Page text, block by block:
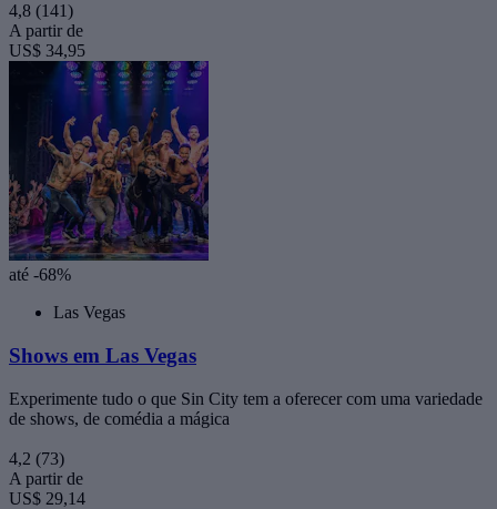
4,8 (141)
A partir de
US$ 34,95
até -68%
Las Vegas
Shows em Las Vegas
Experimente tudo o que Sin City tem a oferecer com uma variedade
de shows, de comédia a mágica
4,2 (73)
A partir de
US$ 29,14